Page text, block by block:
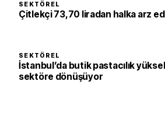
SEKTÖREL
Çitlekçi 73,70 liradan halka arz
SEKTÖREL
İstanbul’da butik pastacılık
sektöre dönüşüyor